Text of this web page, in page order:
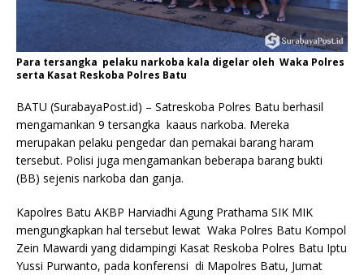
Para tersangka pelaku narkoba kala digelar oleh Waka Polres
serta Kasat Reskoba Polres Batu
BATU (SurabayaPost.id) – Satreskoba Polres Batu berhasil
mengamankan 9 tersangka kaaus narkoba. Mereka
merupakan pelaku pengedar dan pemakai barang haram
tersebut. Polisi juga mengamankan beberapa barang bukti
(BB) sejenis narkoba dan ganja.
Kapolres Batu AKBP Harviadhi Agung Prathama SIK MIK
mengungkapkan hal tersebut lewat Waka Polres Batu Kompol
Zein Mawardi yang didampingi Kasat Reskoba Polres Batu Iptu
Yussi Purwanto, pada konferensi di Mapolres Batu, Jumat